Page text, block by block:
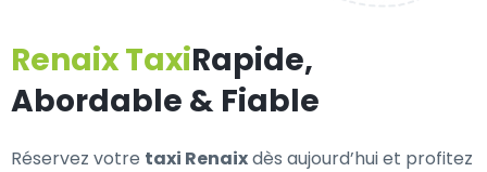
Renaix TaxiRapide,
Abordable & Fiable
Réservez votre taxi Renaixdès aujourd’hui et profitez